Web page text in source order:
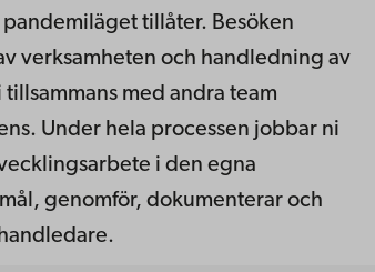
tillåter. Besöken
verksamheten och handledning av
med andra team
Under hela processen jobbar ni
i den egna
genomför, dokumenterar och